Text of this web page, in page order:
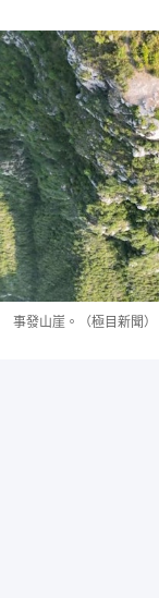
事發山崖。（極目新聞）